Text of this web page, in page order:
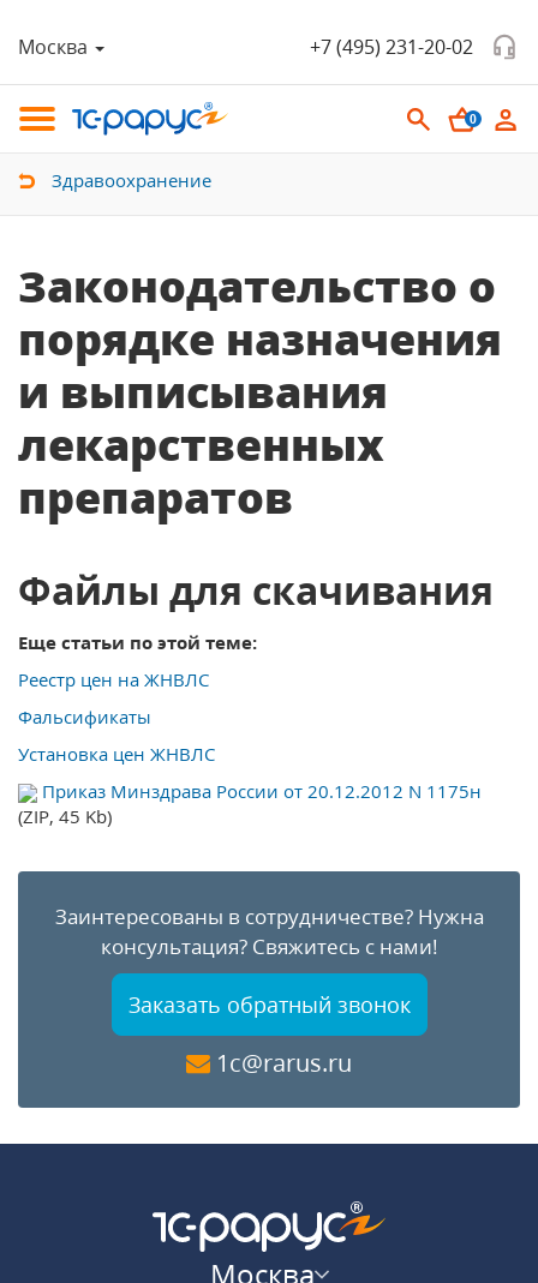
Москва +7 (495) 231-20-02
0
Здравоохранение
Законодательство о
порядке назначения
и выписывания
лекарственных
препаратов
Файлы для скачивания
Еще статьи по этой теме:
Реестр цен на ЖНВЛС
Фальсификаты
Установка цен ЖНВЛС
Приказ Минздрава России от 20.12.2012 N 1175н
(ZIP, 45 Kb)
Заинтересованы в сотрудничестве?Нужна
консультация? Свяжитесь с нами!
Заказать обратный звонок
1c@rarus.ru
Москва